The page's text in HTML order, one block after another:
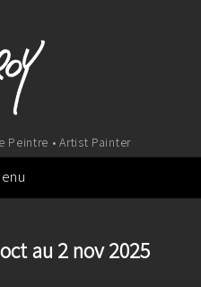
Peintre • Artist Painter
au 2 nov 2025